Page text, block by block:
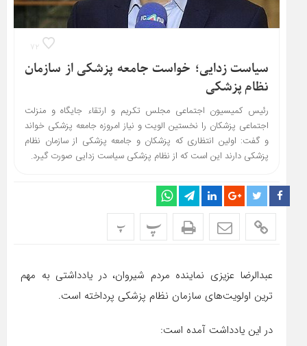
۷۲
سیاست زدایی؛ خواست جامعه پزشکی از سازمان
نظام پزشکی
رئیس کمیسیون اجتماعی مجلس تکریم و ارتقاء جایگاه و منزلت
اجتماعی پزشکان را نخستین الویت و نیاز امروزه جامعه پزشکی خواند
و گفت: اولین انتظاری که پزشکان و جامعه پزشکی از سازمان نظام
پزشکی دارند این است که از نظام پزشکی سیاست زدایی صورت گیرد.
پ پ
عبدالرضا عزیزی نماینده مردم شیروان، در یادداشتی به مهم
ترین اولویت‌های سازمان نظام پزشکی پرداخته است.
در این یادداشت آمده است: